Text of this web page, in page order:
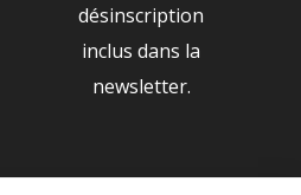
désinscription
inclus dans la
newsletter.